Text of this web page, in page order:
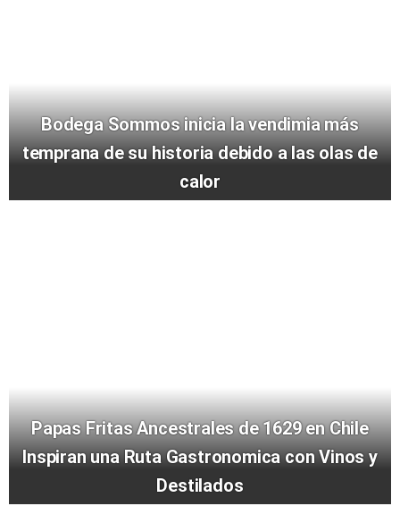
Bodega Sommos inicia la vendimia más
temprana de su historia debido a las olas de
calor
Papas Fritas Ancestrales de 1629 en Chile
Inspiran una Ruta Gastronomica con Vinos y
Destilados